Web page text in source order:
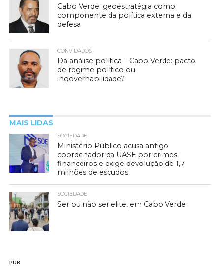
Cabo Verde: geoestratégia como
componente da política externa e da
defesa
CONVIDADOS
Da análise política – Cabo Verde: pacto
de regime político ou
ingovernabilidade?
MAIS LIDAS
SOCIEDADE
Ministério Público acusa antigo
coordenador da UASE por crimes
financeiros e exige devolução de 1,7
milhões de escudos
SOCIEDADE
Ser ou não ser elite, em Cabo Verde
PUB